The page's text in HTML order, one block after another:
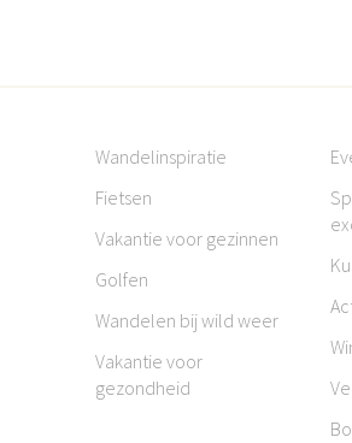
Wandelinspiratie
Fietsen
Vakantie voor gezinnen
Golfen
Wandelen bij wild weer
Vakantie voor
gezondheid